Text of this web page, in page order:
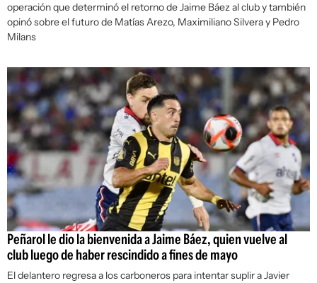
operación que determinó el retorno de Jaime Báez al club y también
opinó sobre el futuro de Matías Arezo, Maximiliano Silvera y Pedro
Milans
Peñarol le dio la bienvenida a Jaime Báez, quien vuelve al
club luego de haber rescindido a fines de mayo
El delantero regresa a los carboneros para intentar suplir a Javier